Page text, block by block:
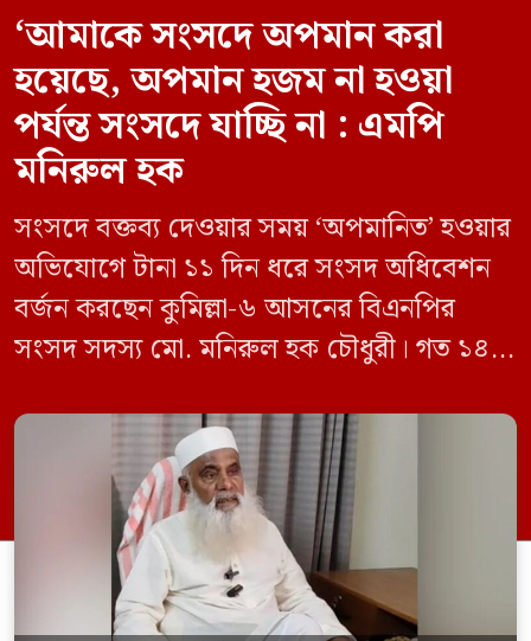
‘আমাকে সংসদে অপমান করা
হয়েছে, অপমান হজম না হওয়া
পর্যন্ত সংসদে যাচ্ছি না : এমপি
মনিরুল হক
সংসদে বক্তব্য দেওয়ার সময় ‘অপমানিত’ হওয়ার
অভিযোগে টানা ১১ দিন ধরে সংসদ অধিবেশন
বর্জন করছেন কুমিল্লা-৬ আসনের বিএনপির
সংসদ সদস্য মো. মনিরুল হক চৌধুরী। গত ১৪
রুলিং ও সিদ্ধান্তের প্রতিবাদে ১৫ থেকে ২৫ জুন
পর্যন্ত তিনি সংসদে যাননি। মনিরুল হক চৌধুরী
বলেন, ‘আমাকে সংসদে অপমান করা হয়েছে।
স্পিকার ফোন […]